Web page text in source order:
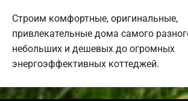
Строим комфортные, оригинальные,
привлекательные дома самого
небольших и дешевых до огромных
энергоэффективных коттеджей.